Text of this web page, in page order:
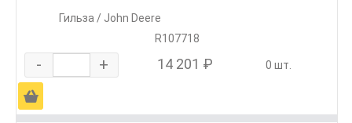
Гильза / John Deere
R107718
- + 14 201 ₽ 0 шт.
Ä